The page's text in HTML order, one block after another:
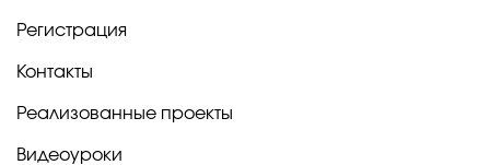
Регистрация
Контакты
Реализованные проекты
Видеоуроки